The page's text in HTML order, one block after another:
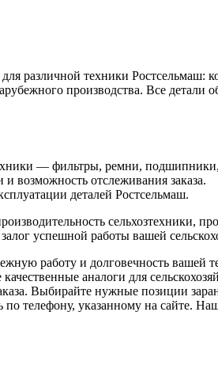
различной техники Ростсельмаш:
производства. Все
— фильтры, ремни,
и возможность отслеживания заказа.
деталей Ростсельмаш.
сельхозтехники,
успешной работы вашей
работу и долговечность вашей
аналоги для
Выбирайте нужные позиции
телефону, указанному на сайте.